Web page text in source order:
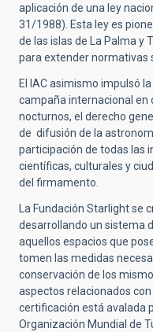
aplicación de una ley
31/1988). Esta ley es
de las islas de La Palma y
para extender normativas
El IAC asimismo impulsó
campaña internacional en
nocturnos, el derecho
de difusión de la
participación de todas las
científicas, culturales y
del firmamento.
La Fundación Starlight se
desarrollando un sistema
aquellos espacios que
tomen las medidas
conservación de los
aspectos relacionados
certificación está avalada
Organización Mundial de